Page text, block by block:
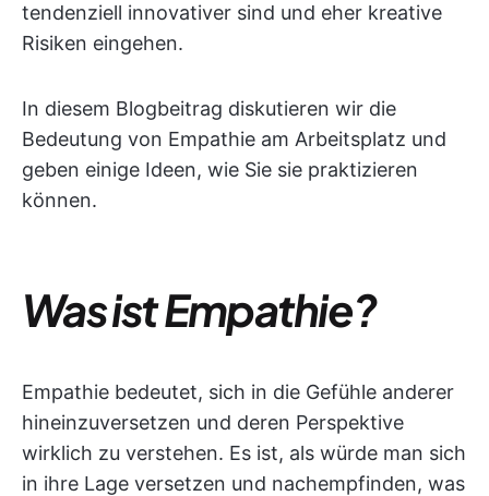
tendenziell innovativer sind und eher kreative
Risiken eingehen.
In diesem Blogbeitrag diskutieren wir die
Bedeutung von Empathie am Arbeitsplatz und
geben einige Ideen, wie Sie sie praktizieren
können.
Was ist Empathie?
Empathie bedeutet, sich in die Gefühle anderer
hineinzuversetzen und deren Perspektive
wirklich zu verstehen. Es ist, als würde man sich
in ihre Lage versetzen und nachempfinden, was